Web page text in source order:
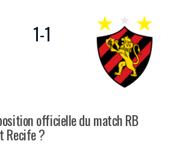
1-1
officielle du match RB
Recife ?